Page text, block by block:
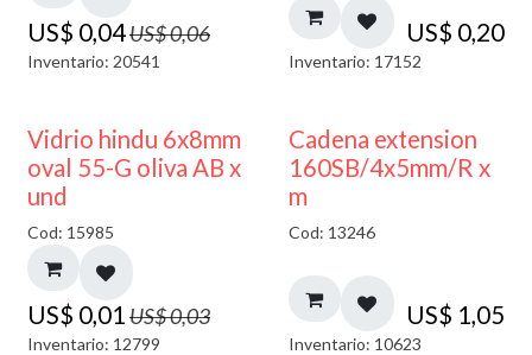
US$ 0,04US$0,06
Inventario: 20541
US$ 0,20
Inventario: 17152
50% DESCUENTO
Vidrio hindu 6x8mm
oval 55-G oliva AB x
und
Cod: 15985
US$ 0,01 US$0,03
Inventario: 12799
Cadena extension
160SB/4x5mm/R x
m
Cod: 13246
US$ 1,05
Inventario: 10623